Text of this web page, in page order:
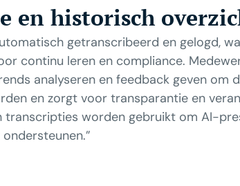
en historisch
getranscribeerd en gelogd,
continu leren en compliance.
analyseren en feedback geven om
en zorgt voor transparantie en
transcripties worden gebruikt om AI-